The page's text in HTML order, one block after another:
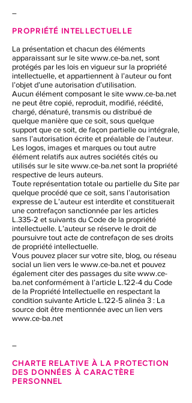
–
PROPRIÉTÉ INTELLECTUELLE
La présentation et chacun des éléments
apparaissant sur le site www.ce-ba.net, sont
protégés par les lois en vigueur sur la propriété
intellectuelle, et appartiennent à l’auteur ou font
l’objet d’une autorisation d’utilisation.
Aucun élément composant le site www.ce-ba.net
ne peut être copié, reproduit, modifié, réédité,
chargé, dénaturé, transmis ou distribué de
quelque manière que ce soit, sous quelque
support que ce soit, de façon partielle ou intégrale,
sans l’autorisation écrite et préalable de l’auteur.
Les logos, images et marques ou tout autre
élément relatifs aux autres sociétés cités ou
utilisés sur le site www.ce-ba.net sont la propriété
respective de leurs auteurs.
Toute représentation totale ou partielle du Site par
quelque procédé que ce soit, sans l’autorisation
expresse de L’auteur est interdite et constituerait
une contrefaçon sanctionnée par les articles
L.335-2 et suivants du Code de la propriété
intellectuelle. L’auteur se réserve le droit de
poursuivre tout acte de contrefaçon de ses droits
de propriété intellectuelle.
Vous pouvez placer sur votre site, blog, ou réseau
social un lien vers le www.ce-ba.net et pouvez
également citer des passages du site www.ce-
ba.net conformément à l’article L.122-4 du Code
de la Propriété Intellectuelle en respectant la
condition suivante Article L.122-5 alinéa 3 : La
source doit être mentionnée avec un lien vers
www.ce-ba.net
–
CHARTE RELATIVE À LA PROTECTION
DES DONNÉES À CARACTÈRE
PERSONNEL